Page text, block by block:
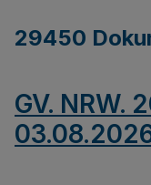
29450
GV. NRW.